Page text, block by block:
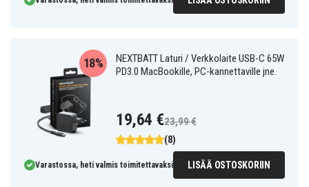
NEXTBATT Laturi / Verkkolaite USB-C 65W
PD3.0 MacBookille, PC-kannettaville jne.
(8)
18%
19,64 €23,99 €
Varastossa, heti valmis toimitettavaksi LISÄÄ OSTOSKORIIN